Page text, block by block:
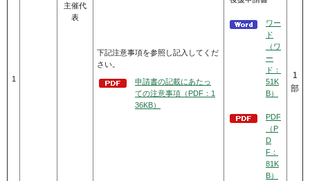
1
主催代
表
下記注意事項を参照し記入してくだ
さい。
申請書の記載にあたっ
ての注意事項（PDF：1
36KB）
ワー
ド
（ワ
ー
ド：
51K
B）
PDF
（P
D
F：
81K
B）
1
部